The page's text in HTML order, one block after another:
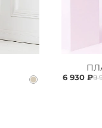
6 930 ₽9